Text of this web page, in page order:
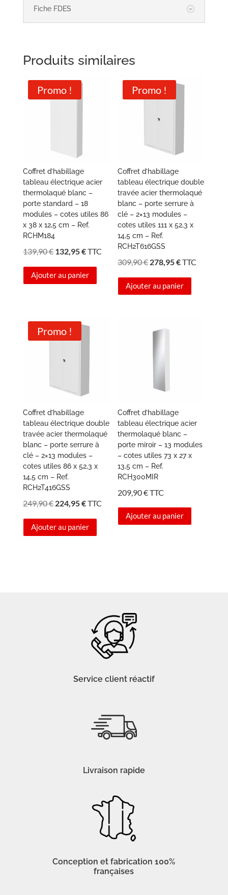
Fiche FDES
Produits similaires
Promo !
Coffret d’habillage
tableau électrique acier
thermolaqué blanc –
porte standard – 18
modules – cotes utiles 86
x 38 x 12,5 cm – Ref.
RCHM184
139,90€ Le
initial
132,95€Le
actuel
TTC
Ajouter au panier
Promo !
Coffret d’habillage
tableau électrique double
travée acier thermolaqué
blanc – porte serrure à
clé – 2×13 modules –
cotes utiles 111 x 52,3 x
14,5 cm – Ref.
RCH2T616GSS
309,90€ Le
initial
278,95€Le
actuel
TTC
Ajouter au panier
Promo !
Coffret d’habillage
tableau électrique double
travée acier thermolaqué
blanc – porte serrure à
clé – 2×13 modules –
cotes utiles 86 x 52,3 x
14,5 cm – Ref.
RCH2T416GSS
249,90€ Le
initial
224,95€Le
actuel
TTC
Ajouter au panier
Coffret d’habillage
tableau électrique acier
thermolaqué blanc –
porte miroir – 13 modules
– cotes utiles 73 x 27 x
13,5 cm – Ref.
RCH300MIR
209,90€TTC
Ajouter au panier
Service client réactif
Livraison rapide
Conception et fabrication 100%
françaises